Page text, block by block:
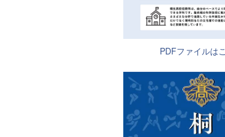
PDFファイルは